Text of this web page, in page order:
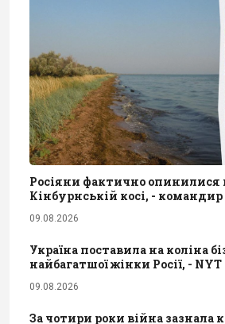
Росіяни фактично опинилися
Кінбурнській косі, -
09.08.2026
Україна поставила на коліна
найбагатшої жінки Росії, - NYT
09.08.2026
За чотири роки війна зазнала